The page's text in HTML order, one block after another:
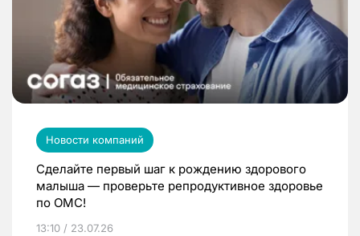
Новости компаний
Сделайте первый шаг к рождению здорового
малыша — проверьте репродуктивное здоровье
по ОМС!
13:10 / 23.07.26